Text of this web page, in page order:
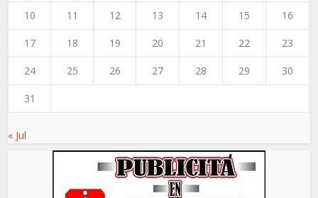
10 11 12 13 14 15 16
17 18 19 20 21 22 23
24 25 26 27 28 29 30
31
« Jul